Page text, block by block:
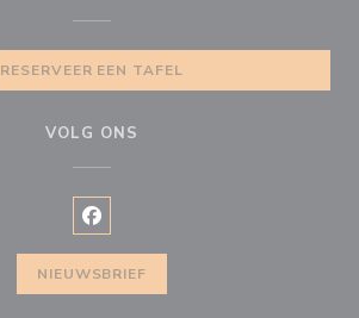
RESERVEER EEN TAFEL
VOLG ONS
Facebook ((opent in een nieuw
NIEUWSBRIEF